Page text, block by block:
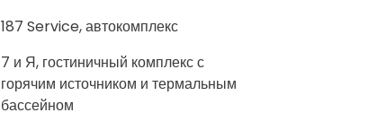
187 Service, автокомплекс
7 и Я, гостиничный комплекс с
горячим источником и термальным
бассейном